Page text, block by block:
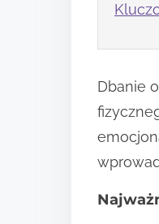
Dbanie